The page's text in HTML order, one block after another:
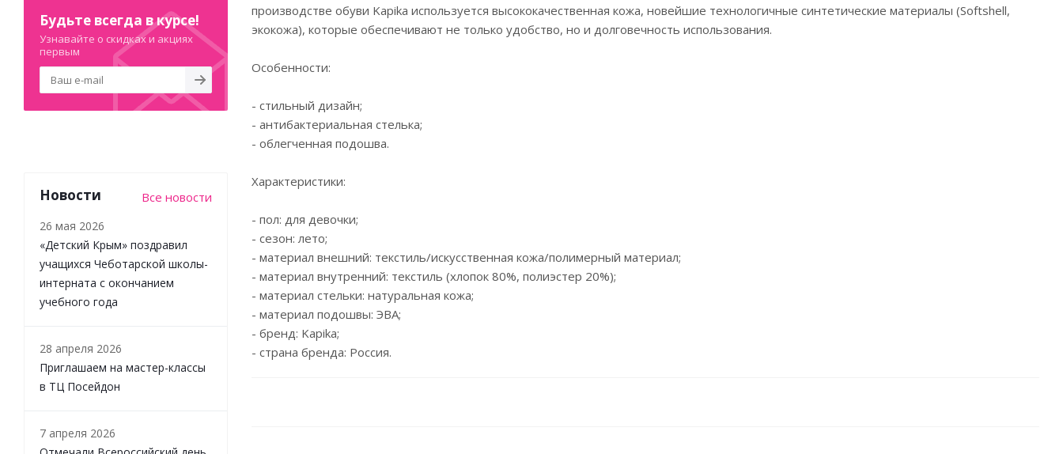
производстве обуви Kapika используется высококачественная кожа, новейшие технологичные синтетические материалы (Softshell,
экокожа), которые обеспечивают не только удобство, но и долговечность использования.
Особенности:
- стильный дизайн;
- антибактериальная стелька;
- облегченная подошва.
Характеристики:
- пол: для девочки;
- сезон: лето;
- материал внешний: текстиль/искусственная кожа/полимерный материал;
- материал внутренний: текстиль (хлопок 80%, полиэстер 20%);
- материал стельки: натуральная кожа;
- материал подошвы: ЭВА;
- бренд: Kapika;
- страна бренда: Россия.
Будьте всегда в курсе!
Узнавайте о скидках и акциях
первым
Новости Все новости
26 мая 2026
«Детский Крым» поздравил
учащихся Чеботарской школы-
интерната с окончанием
учебного года
28 апреля 2026
Приглашаем на мастер-классы
в ТЦ Посейдон
7 апреля 2026